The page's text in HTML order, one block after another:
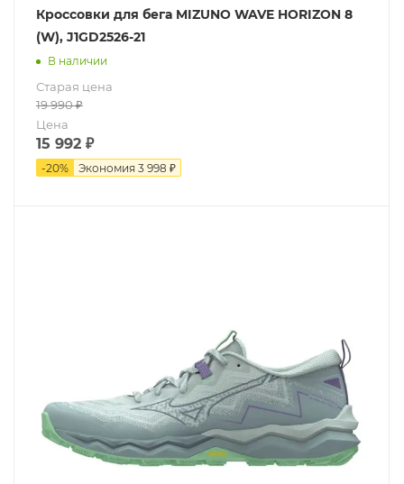
Кроссовки для бега MIZUNO WAVE HORIZON 8
(W), J1GD2526-21
В наличии
Старая цена
19 990₽
Цена
15 992 ₽
-20% Экономия 3 998 ₽